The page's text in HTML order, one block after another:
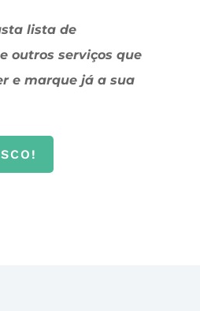
lista de
outros serviços que
e marque já a sua